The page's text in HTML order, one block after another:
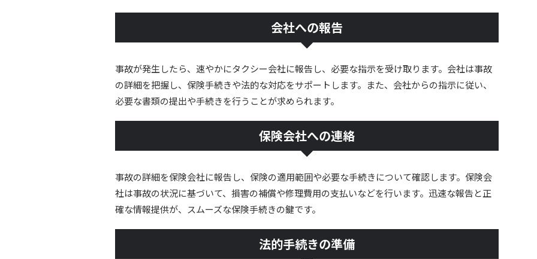
会社への報告
事故が発生したら、速やかにタクシー会社に報告し、必要な指示を受け取ります。会社は事故
の詳細を把握し、保険手続きや法的な対応をサポートします。また、会社からの指示に従い、
必要な書類の提出や手続きを行うことが求められます。
保険会社への連絡
事故の詳細を保険会社に報告し、保険の適用範囲や必要な手続きについて確認します。保険会
社は事故の状況に基づいて、損害の補償や修理費用の支払いなどを行います。迅速な報告と正
確な情報提供が、スムーズな保険手続きの鍵です。
法的手続きの準備